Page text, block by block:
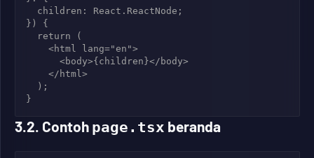
}) {
}
3.2. Contoh page.tsx beranda